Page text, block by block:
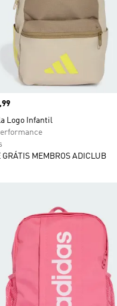
Logo Infantil
GRÁTIS MEMBROS ADICLUB